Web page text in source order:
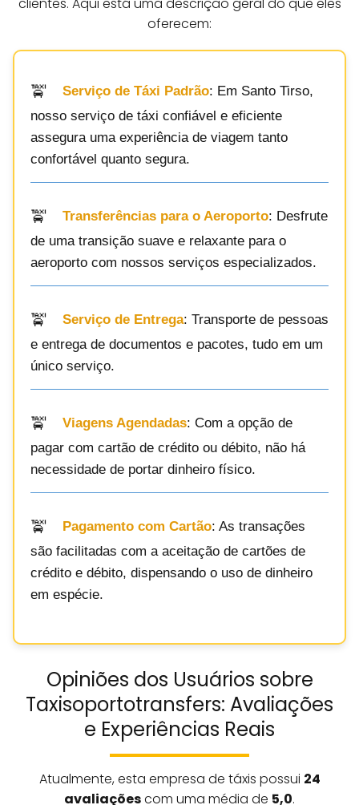
oferecem:
Serviço de Táxi Padrão: Em Santo Tirso,
nosso serviço de táxi confiável e eficiente
assegura uma experiência de viagem tanto
confortável quanto segura.
Transferências para o Aeroporto: Desfrute
de uma transição suave e relaxante para o
aeroporto com nossos serviços especializados.
Serviço de Entrega: Transporte de pessoas
e entrega de documentos e pacotes, tudo em um
único serviço.
Viagens Agendadas: Com a opção de
pagar com cartão de crédito ou débito, não há
necessidade de portar dinheiro físico.
Pagamento com Cartão: As transações
são facilitadas com a aceitação de cartões de
crédito e débito, dispensando o uso de dinheiro
em espécie.
Opiniões dos Usuários sobre
Taxisoportotransfers: Avaliações
e Experiências Reais
Atualmente, esta empresa de táxis possui 24
avaliaçõescom uma média de 5,0.